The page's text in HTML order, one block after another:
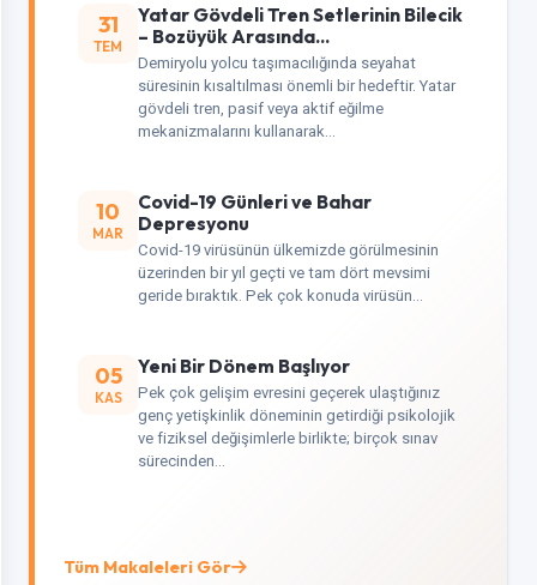
31
TEM
Yatar Gövdeli Tren Setlerinin Bilecik
– Bozüyük Arasında...
Demiryolu yolcu taşımacılığında seyahat
süresinin kısaltılması önemli bir hedeftir. Yatar
gövdeli tren, pasif veya aktif eğilme
mekanizmalarını kullanarak…
10
MAR
Covid-19 Günleri ve Bahar
Depresyonu
Covid-19 virüsünün ülkemizde görülmesinin
üzerinden bir yıl geçti ve tam dört mevsimi
geride bıraktık. Pek çok konuda virüsün…
05
KAS
Yeni Bir Dönem Başlıyor
Pek çok gelişim evresini geçerek ulaştığınız
genç yetişkinlik döneminin getirdiği psikolojik
ve fiziksel değişimlerle birlikte; birçok sınav
sürecinden…
Tüm Makaleleri Gör